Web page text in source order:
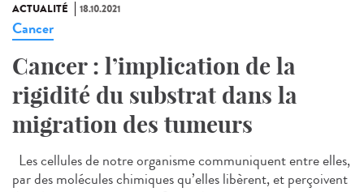
ACTUALITÉ 18.10.2021
Cancer
Cancer : l’implication de la
rigidité du substrat dans la
migration des tumeurs
Les cellules de notre organisme communiquent entre elles,
par des molécules chimiques qu’elles libèrent, et perçoivent